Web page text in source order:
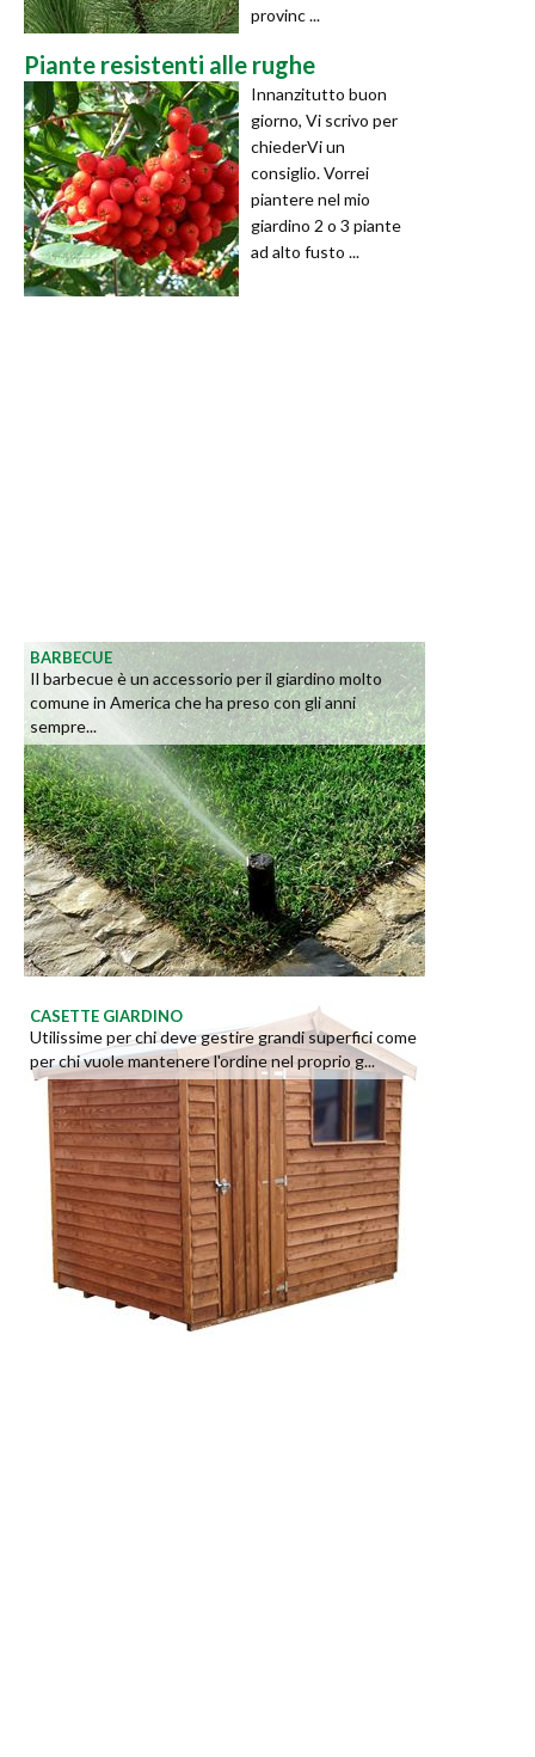
provinc ...
Piante resistenti alle rughe
Innanzitutto buon
giorno, Vi scrivo per
chiederVi un
consiglio. Vorrei
piantere nel mio
giardino 2 o 3 piante
ad alto fusto ...
BARBECUE
Il barbecue è un accessorio per il giardino molto
comune in America che ha preso con gli anni
sempre...
CASETTE GIARDINO
Utilissime per chi deve gestire grandi superfici come
per chi vuole mantenere l'ordine nel proprio g...